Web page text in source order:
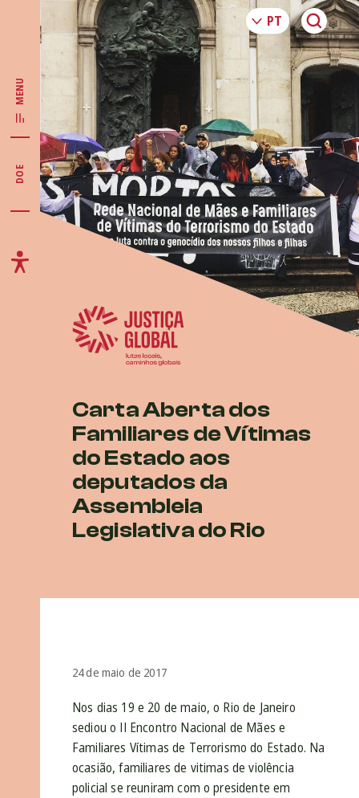
MENU
DOE
Carta Aberta dos
Familiares de Vítimas
do Estado aos
deputados da
Assembleia
Legislativa do Rio
24 de maio de 2017
Nos dias 19 e 20 de maio, o Rio de Janeiro
sediou o II Encontro Nacional de Mães e
Familiares Vítimas de Terrorismo do Estado. Na
ocasião, familiares de vitimas de violência
policial se reuniram com o presidente em